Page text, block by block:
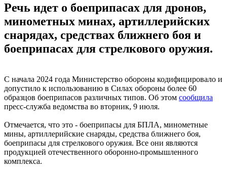
Речь идет о боеприпасах для дронов,
минометных минах, артиллерийских
снарядах, средствах ближнего боя и
боеприпасах для стрелкового оружия.
С начала 2024 года Министерство обороны кодифицировало и
допустило к использованию в Силах обороны более 60
образцов боеприпасов различных типов. Об этом сообщила
пресс-служба ведомства во вторник, 9 июля.
Отмечается, что это - боеприпасы для БПЛА, минометные
мины, артиллерийские снаряды, средства ближнего боя,
боеприпасы для стрелкового оружия. Все они являются
продукцией отечественного оборонно-промышленного
комплекса.